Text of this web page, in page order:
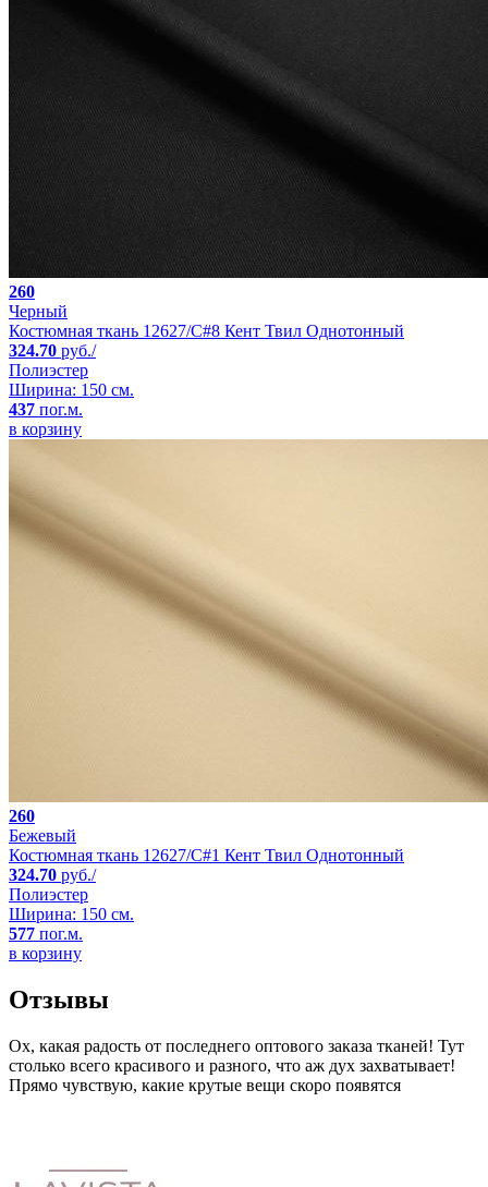
260
Черный
Костюмная ткань 12627/C#8 Кент Твил Однотонный
324.70 руб./
Полиэстер
Ширина: 150 см.
437 пог.м.
в корзину
260
Бежевый
Костюмная ткань 12627/C#1 Кент Твил Однотонный
324.70 руб./
Полиэстер
Ширина: 150 см.
577 пог.м.
в корзину
Отзывы
Ох, какая радость от последнего оптового заказа тканей! Тут
столько всего красивого и разного, что аж дух захватывает!
Прямо чувствую, какие крутые вещи скоро появятся